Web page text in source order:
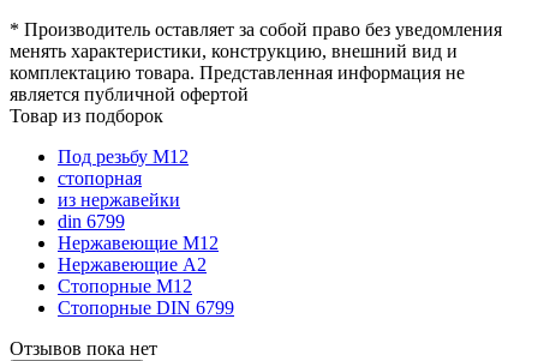
* Производитель оставляет за собой право без уведомления
менять характеристики, конструкцию, внешний вид и
комплектацию товара. Представленная информация не
является публичной офертой
Товар из подборок
Под резьбу М12
стопорная
из нержавейки
din 6799
Нержавеющие М12
Нержавеющие А2
Стопорные М12
Стопорные DIN 6799
Отзывов пока нет